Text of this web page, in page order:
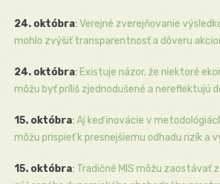
24. októbra: Verejné zverejňovanie
mohlo zvýšiť transparentnosť a dôveru
24. októbra: Existuje názor, že niektoré
môžu byť príliš zjednodušené a nereflektujú
15. októbra: Aj keď inovácie v
môžu prispieť k presnejšiemu odhadu rizík a
15. októbra: Tradičné MIS môžu zaostávať